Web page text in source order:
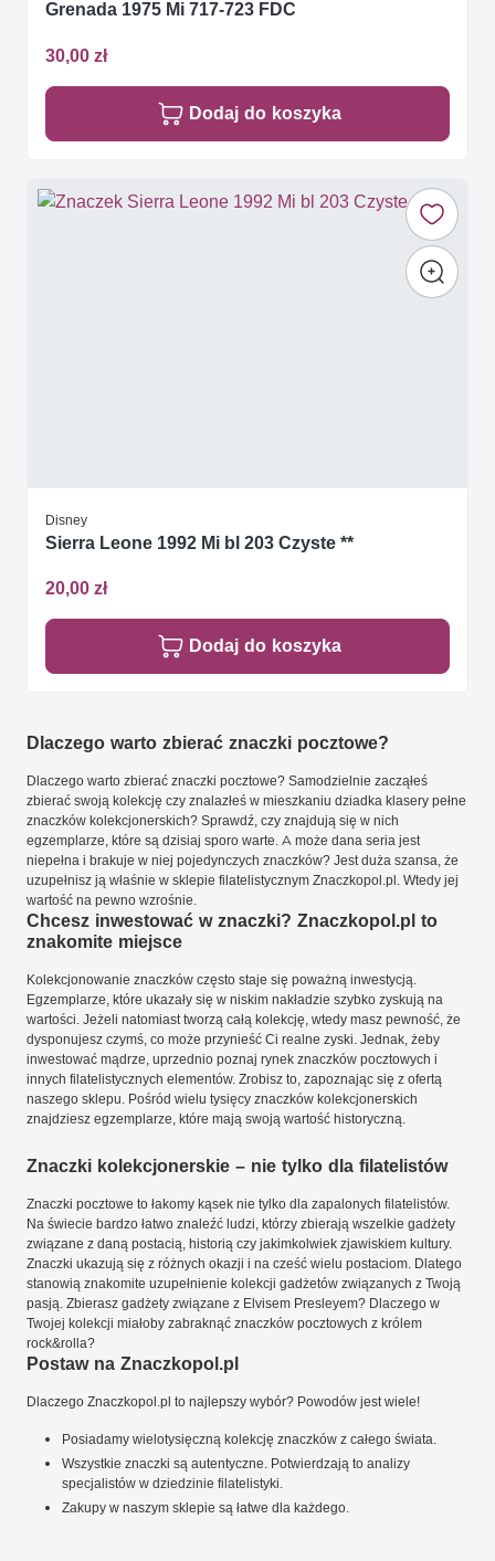
Grenada 1975 Mi 717-723 FDC
30,00 zł
Dodaj do koszyka
Disney
Sierra Leone 1992 Mi bl 203 Czyste **
20,00 zł
Dodaj do koszyka
Dlaczego warto zbierać znaczki pocztowe?
Dlaczego warto zbierać znaczki pocztowe? Samodzielnie zacząłeś
zbierać swoją kolekcję czy znalazłeś w mieszkaniu dziadka klasery pełne
znaczków kolekcjonerskich? Sprawdź, czy znajdują się w nich
egzemplarze, które są dzisiaj sporo warte. A może dana seria jest
niepełna i brakuje w niej pojedynczych znaczków? Jest duża szansa, że
uzupełnisz ją właśnie w sklepie filatelistycznym Znaczkopol.pl. Wtedy jej
wartość na pewno wzrośnie.
Chcesz inwestować w znaczki? Znaczkopol.pl to
znakomite miejsce
Kolekcjonowanie znaczków często staje się poważną inwestycją.
Egzemplarze, które ukazały się w niskim nakładzie szybko zyskują na
wartości. Jeżeli natomiast tworzą całą kolekcję, wtedy masz pewność, że
dysponujesz czymś, co może przynieść Ci realne zyski. Jednak, żeby
inwestować mądrze, uprzednio poznaj rynek znaczków pocztowych i
innych filatelistycznych elementów. Zrobisz to, zapoznając się z ofertą
naszego sklepu. Pośród wielu tysięcy znaczków kolekcjonerskich
znajdziesz egzemplarze, które mają swoją wartość historyczną.
Znaczki kolekcjonerskie – nie tylko dla filatelistów
Znaczki pocztowe to łakomy kąsek nie tylko dla zapalonych filatelistów.
Na świecie bardzo łatwo znaleźć ludzi, którzy zbierają wszelkie gadżety
związane z daną postacią, historią czy jakimkolwiek zjawiskiem kultury.
Znaczki ukazują się z różnych okazji i na cześć wielu postaciom. Dlatego
stanowią znakomite uzupełnienie kolekcji gadżetów związanych z Twoją
pasją. Zbierasz gadżety związane z Elvisem Presleyem? Dlaczego w
Twojej kolekcji miałoby zabraknąć znaczków pocztowych z królem
rock&rolla?
Postaw na Znaczkopol.pl
Dlaczego Znaczkopol.pl to najlepszy wybór? Powodów jest wiele!
Posiadamy wielotysięczną kolekcję znaczków z całego świata.
Wszystkie znaczki są autentyczne. Potwierdzają to analizy
specjalistów w dziedzinie filatelistyki.
Zakupy w naszym sklepie są łatwe dla każdego.